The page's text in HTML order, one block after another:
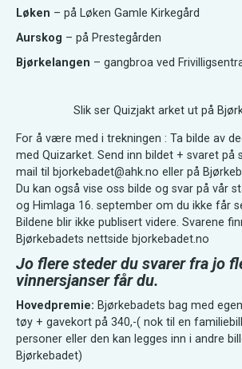
Løken – på Løken Gamle Kirkegård
Aurskog – på Prestegården
Bjørkelangen – gangbroa ved
Slik ser Quizjakt arket ut på
For å være med i trekningen : Ta bilde av
med Quizarket. Send inn bildet + svaret på
mail til bjorkebadet@ahk.no eller på
Du kan også vise oss bilde og svar på vår
og Himlaga 16. september om du ikke får
Bildene blir ikke publisert videre. Svarene
Bjørkebadets nettside bjorkebadet.no
Jo flere steder du svarer fra jo
vinnersjanser får du.
Hovedpremie: Bjørkebadets bag med
tøy + gavekort på 340,-( nok til en
personer eller den kan legges inn i andre
Bjørkebadet)